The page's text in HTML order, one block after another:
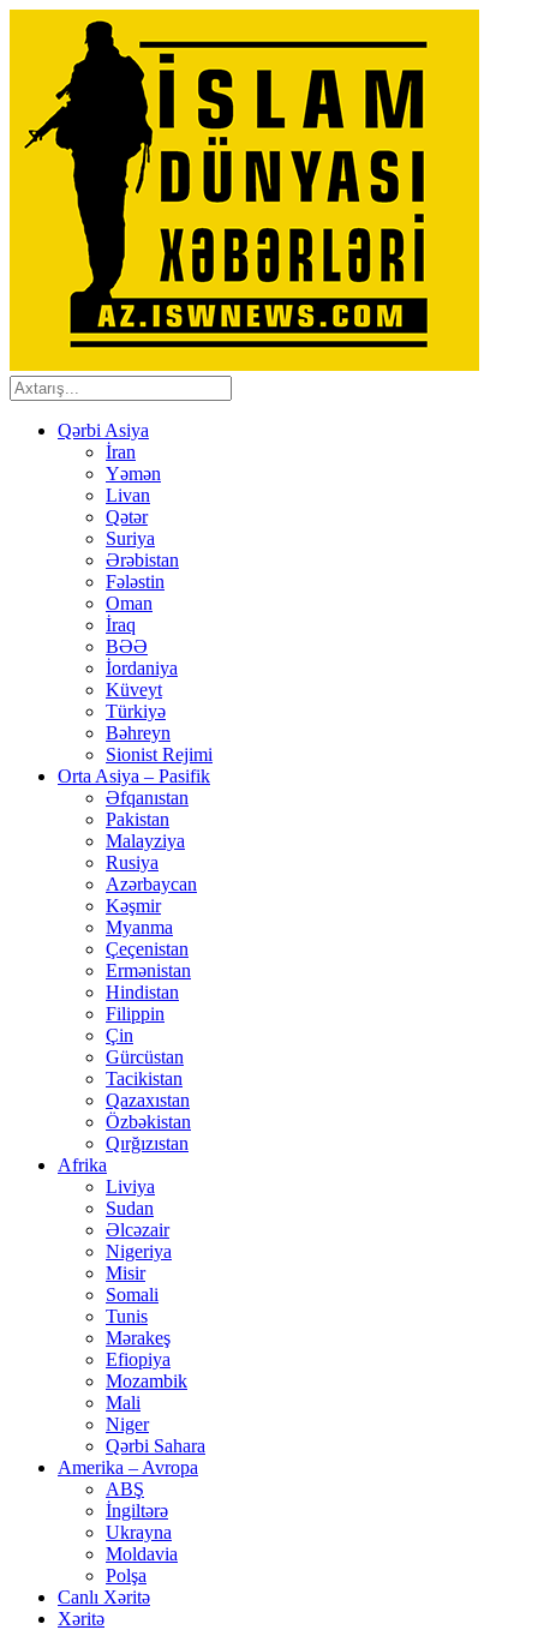
Qərbi Asiya
İran
Yəmən
Livan
Qətər
Suriya
Ərəbistan
Fələstin
Oman
İraq
BƏƏ
İordaniya
Küveyt
Türkiyə
Bəhreyn
Sionist Rejimi
Orta Asiya – Pasifik
Əfqanıstan
Pakistan
Malayziya
Rusiya
Azərbaycan
Kəşmir
Myanma
Çeçenistan
Ermənistan
Hindistan
Filippin
Çin
Gürcüstan
Tacikistan
Qazaxıstan
Özbəkistan
Qırğızıstan
Afrika
Liviya
Sudan
Əlcəzair
Nigeriya
Misir
Somali
Tunis
Mərakeş
Efiopiya
Mozambik
Mali
Niger
Qərbi Sahara
Amerika – Avropa
ABŞ
İngiltərə
Ukrayna
Moldavia
Polşa
Canlı Xəritə
Xəritə